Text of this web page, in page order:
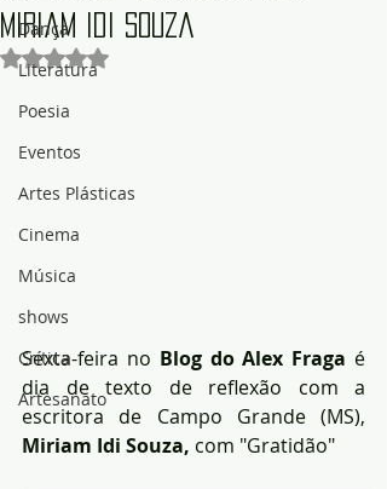
Dança
Literatura
Poesia
Eventos
Artes Plásticas
Cinema
Música
shows
Crítica
Artesanato
Miriam Idi Souza
Avaliado com NaN de 5 estrelas.
Sexta-feira no Blog do Alex Fraga é
dia de texto de reflexão com a
escritora de Campo Grande (MS),
Miriam Idi Souza, com "Gratidão"